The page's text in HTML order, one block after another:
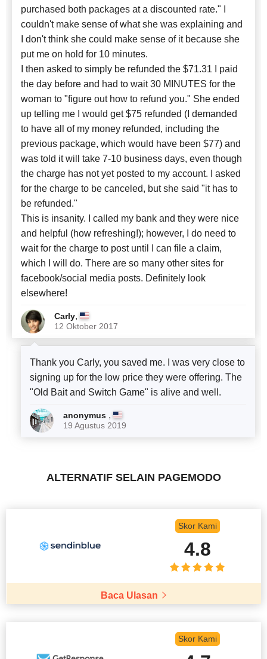
purchased both packages at a discounted rate." I
couldn't make sense of what she was explaining and
I don't think she could make sense of it because she
put me on hold for 10 minutes.
I then asked to simply be refunded the $71.31 I paid
the day before and had to wait 30 MINUTES for the
woman to "figure out how to refund you." She ended
up telling me I would get $75 refunded (I demanded
to have all of my money refunded, including the
previous package, which would have been $77) and
was told it will take 7-10 business days, even though
the charge has not yet posted to my account. I asked
for the charge to be canceled, but she said "it has to
be refunded."
This is insanity. I called my bank and they were nice
and helpful (how refreshing!); however, I do need to
wait for the charge to post until I can file a claim,
which I will do. There are so many other sites for
facebook/social media posts. Definitely look
elsewhere!
Carly,
12 Oktober 2017
Thank you Carly, you saved me. I was very close to
signing up for the low price they were offering. The
"Old Bait and Switch Game" is alive and well.
anonymus ,
19 Agustus 2019
ALTERNATIF SELAIN PAGEMODO
Skor Kami
4.8
Baca Ulasan
Skor Kami